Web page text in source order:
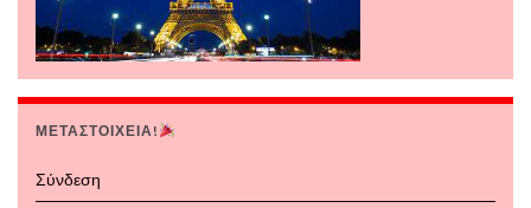
ΜΕΤΑΣΤΟΙΧΕΙΑ!
Σύνδεση